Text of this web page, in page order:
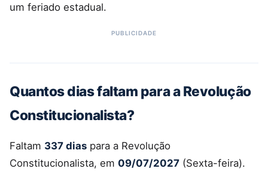
um feriado estadual.
Quantos dias faltam para a Revolução
Constitucionalista?
Faltam 337 dias para a Revolução
Constitucionalista, em 09/07/2027 (Sexta-feira).